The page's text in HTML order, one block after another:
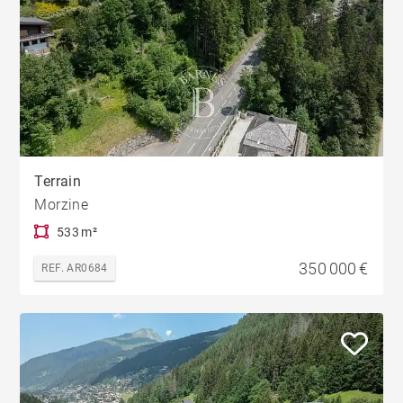
Terrain
Morzine
533 m²
REF. AR0684 350 000 €